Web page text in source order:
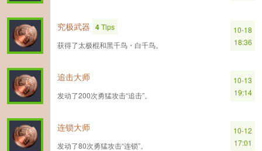
究极武器 4Tips
获得了太极棍和黑千鸟・白千鸟。
10-18
18:36
追击大师
发动了200次勇猛攻击“追击”。
10-13
19:14
连锁大师
发动了80次勇猛攻击“连锁”。
10-12
17:01